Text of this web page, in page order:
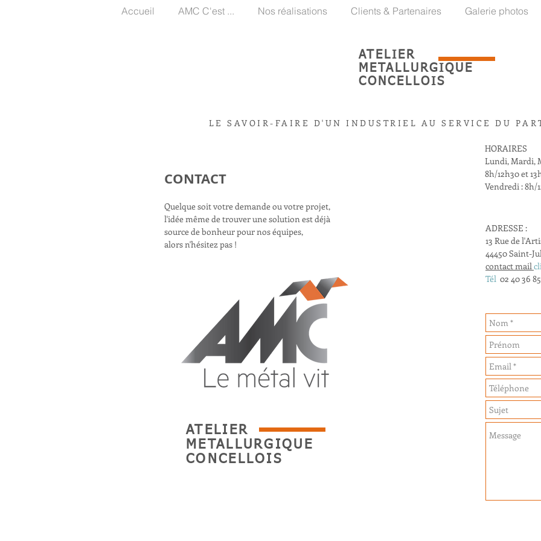
Accueil AMC C'est ... Nos réalisations Clients & Partenaires Galerie photos
ATELIER
METALLURGIQUE
CONCELLOIS
LE SAVOIR-FAIRE D'UN INDUSTRIEL AU SERVICE DU
CONTACT
Quelque soit votre demande ou votre projet,
l'idée même de trouver une solution est déjà
source de bonheur pour nos équipes,
alors n'hésitez pas !
ATELIER
METALLURGIQUE
CONCELLOIS
HORAIRES
Lundi, Mardi,
8h/12h30 et
Vendredi : 8h/
ADRESSE :
13 Rue de
44450 Saint-
contact mail
Tél 02 40 36